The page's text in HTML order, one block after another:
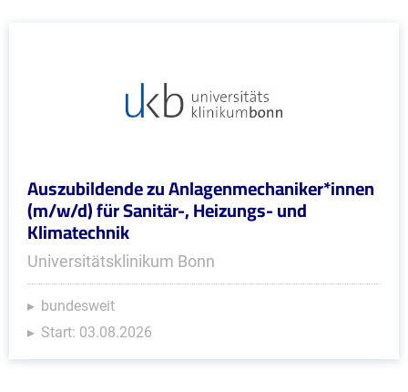
Auszubildende zu Anlagenmechaniker*innen
(m/w/d) für Sanitär-, Heizungs- und
Klimatechnik
Universitätsklinikum Bonn
bundesweit
Start: 03.08.2026